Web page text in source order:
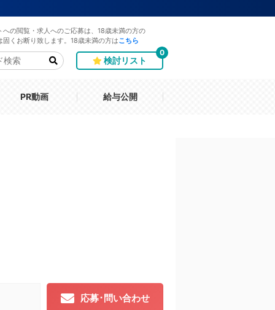
への閲覧・求人へのご応募は、18歳未満の方の
固くお断り致します。18歳未満の方は こちら
検討リスト
0
PR動画 給与公開
応募･問い合わせ